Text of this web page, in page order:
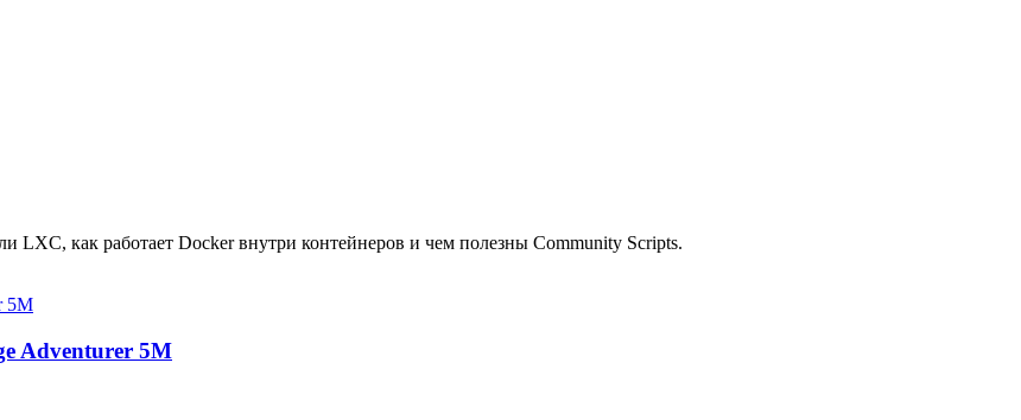
LXC, как работает Docker внутри контейнеров и чем полезны Community Scripts.
Adventurer 5M